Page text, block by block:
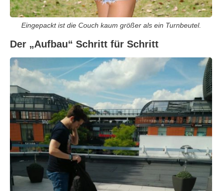
Eingepackt ist die Couch kaum größer als ein Turnbeutel.
Der „Aufbau“ Schritt für Schritt